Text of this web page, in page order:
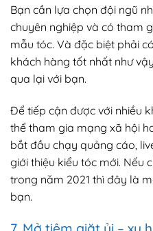
Bạn cần lựa chọn đội ngũ
chuyên nghiệp và có tham
mẫu tóc. Và đặc biệt phải
khách hàng tốt nhất như
qua lại với bạn.
Để tiếp cận được với nhiều
thể tham gia mạng xã hội
bắt đầu chạy quảng cáo,
giới thiệu kiểu tóc mới. Nếu
trong năm 2021 thì đây là
bạn.